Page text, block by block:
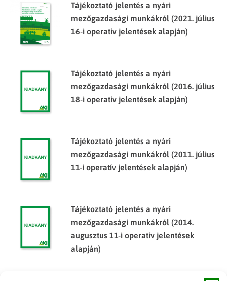
Tájékoztató jelentés a nyári
mezőgazdasági munkákról (2021. július
16-i operatív jelentések alapján)
Tájékoztató jelentés a nyári
mezőgazdasági munkákról (2016. július
18-i operatív jelentések alapján)
Tájékoztató jelentés a nyári
mezőgazdasági munkákról (2011. július
11-i operatív jelentések alapján)
Tájékoztató jelentés a nyári
mezőgazdasági munkákról (2014.
augusztus 11-i operatív jelentések
alapján)